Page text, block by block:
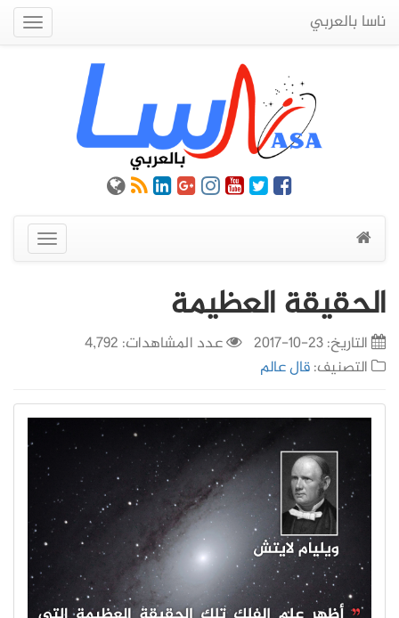
ناسا بالعربي
عرض
القائمة
الحقيقة العظيمة
التاريخ:23-10-2017
عدد المشاهدات: 4,792
التصنيف:قال عالم